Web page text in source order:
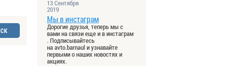
13 Сентября
2019
Мы в инстаграм
Дорогие друзья, теперь мы с
вами на связи еще и в инстаграм
. Подписывайтесь
на avto.barnaul и узнавайте
первыми о наших новостях и
акциях.